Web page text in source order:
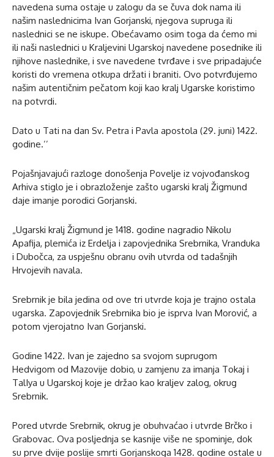
navedena suma ostaje u zalogu da se čuva dok nama ili
našim naslednicima Ivan Gorjanski, njegova supruga ili
naslednici se ne iskupe. Obećavamo osim toga da ćemo mi
ili naši naslednici u Kraljevini Ugarskoj navedene posednike ili
njihove naslednike, i sve navedene tvrđave i sve pripadajuće
koristi do vremena otkupa držati i braniti. Ovo potvrđujemo
našim autentičnim pečatom koji kao kralj Ugarske koristimo
na potvrdi.
Dato u Tati na dan Sv. Petra i Pavla apostola (29. juni) 1422.
godine.’’
Pojašnjavajući razloge donošenja Povelje iz vojvođanskog
Arhiva stiglo je i obrazloženje zašto ugarski kralj Žigmund
daje imanje porodici Gorjanski.
„Ugarski kralj Žigmund je 1418. godine nagradio Nikolu
Apafija, plemića iz Erdelja i zapovjednika Srebrnika, Vranduka
i Dubočca, za uspješnu obranu ovih utvrda od tadašnjih
Hrvojevih navala.
Srebrnik je bila jedina od ove tri utvrde koja je trajno ostala
ugarska. Zapovjednik Srebrnika bio je isprva Ivan Morović, a
potom vjerojatno Ivan Gorjanski.
Godine 1422. Ivan je zajedno sa svojom suprugom
Hedvigom od Mazovije dobio, u zamjenu za imanja Tokaj i
TalIya u Ugarskoj koje je držao kao kraljev zalog, okrug
Srebrnik.
Pored utvrde Srebrnik, okrug je obuhvaćao i utvrde Brčko i
Grabovac. Ova posljednja se kasnije više ne spominje, dok
su prve dvije poslije smrti Gorjanskoga 1428. godine ostale u